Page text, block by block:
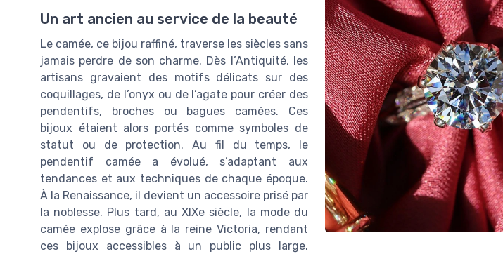
Un art ancien au service de la beauté
Le camée, ce bijou raffiné, traverse les siècles sans
jamais perdre de son charme. Dès l’Antiquité, les
artisans gravaient des motifs délicats sur des
coquillages, de l’onyx ou de l’agate pour créer des
pendentifs, broches ou bagues camées. Ces
bijoux étaient alors portés comme symboles de
statut ou de protection. Au fil du temps, le
pendentif camée a évolué, s’adaptant aux
tendances et aux techniques de chaque époque.
À la Renaissance, il devient un accessoire prisé par
la noblesse. Plus tard, au XIXe siècle, la mode du
camée explose grâce à la reine Victoria, rendant
ces bijoux accessibles à un public plus large.